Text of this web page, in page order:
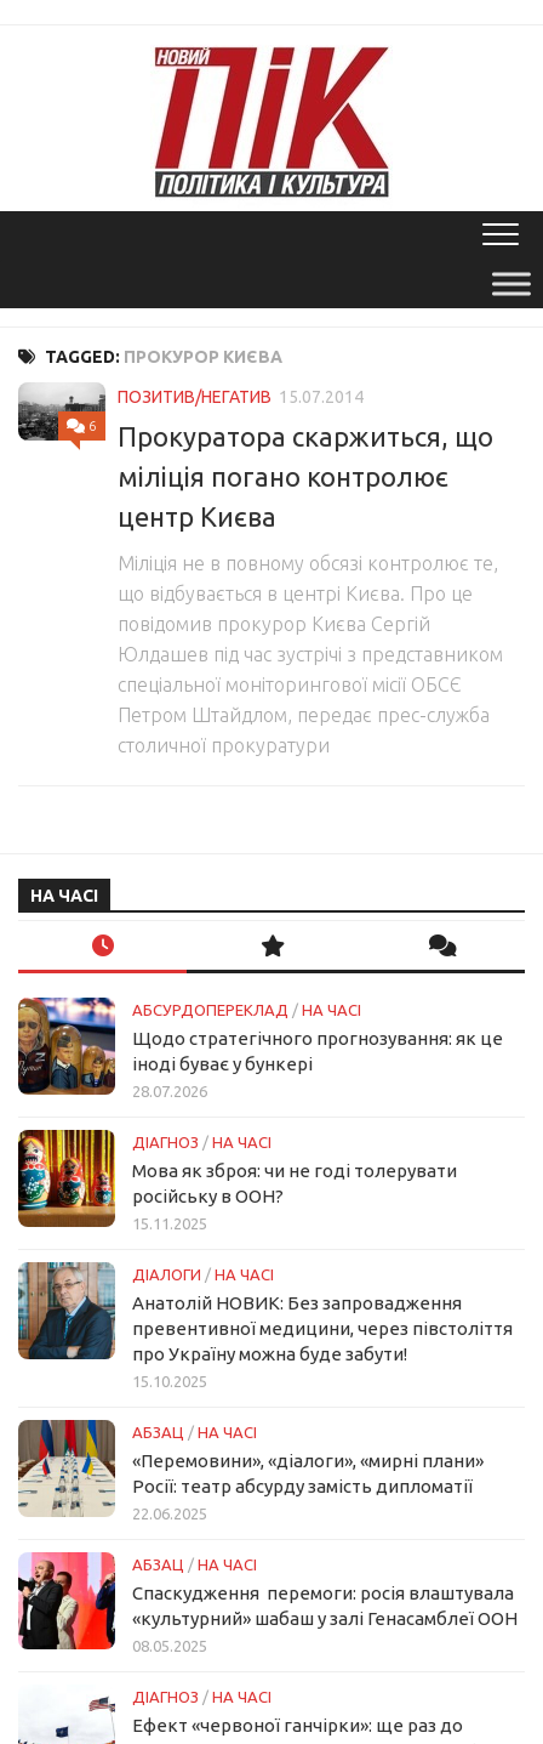
TAGGED: ПРОКУРОР КИЄВА
6
ПОЗИТИВ/НЕГАТИВ 15.07.2014
Прокуратора скаржиться, що
міліція погано контролює
центр Києва
Міліція не в повному обсязі контролює те,
що відбувається в центрі Києва. Про це
повідомив прокурор Києва Сергій
Юлдашев під час зустрічі з представником
спеціальної моніторингової місії ОБСЄ
Петром Штайдлом, передає прес-служба
столичної прокуратури
НА ЧАСІ
АБСУРДОПЕРЕКЛАД / НА ЧАСІ
Щодо стратегічного прогнозування: як це
іноді буває у бункері
28.07.2026
ДІАГНОЗ / НА ЧАСІ
Мова як зброя: чи не годі толерувати
російську в ООН?
15.11.2025
ДІАЛОГИ / НА ЧАСІ
Анатолій НОВИК: Без запровадження
превентивної медицини, через півстоліття
про Україну можна буде забути!
15.10.2025
АБЗАЦ / НА ЧАСІ
«Перемовини», «діалоги», «мирні плани»
Росії: театр абсурду замість дипломатії
22.06.2025
АБЗАЦ / НА ЧАСІ
Спаскудження перемоги: росія влаштувала
«культурний» шабаш у залі Генасамблеї ООН
08.05.2025
ДІАГНОЗ / НА ЧАСІ
Ефект «червоної ганчірки»: ще раз до